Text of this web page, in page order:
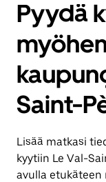
Pyydä
Saint-
Lisää matkasi
kyytiin Le Val-
avulla etukäteen